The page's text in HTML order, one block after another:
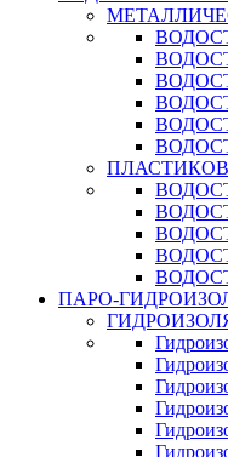
ПАРО-